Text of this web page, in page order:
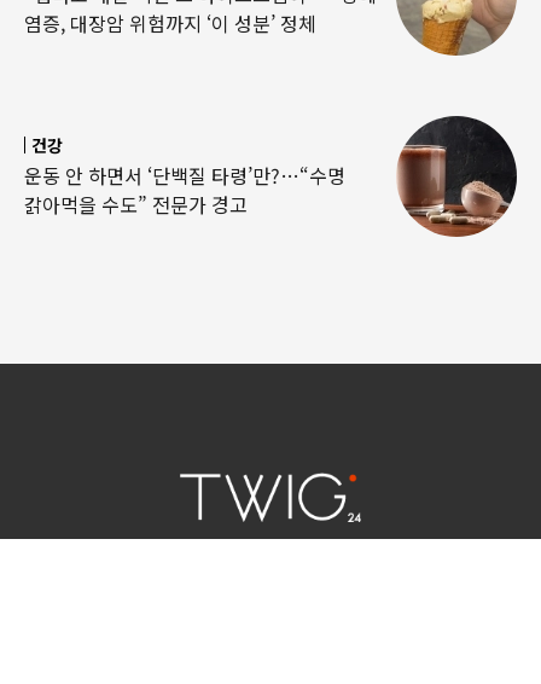
염증, 대장암 위험까지 ‘이 성분’ 정체
건강
운동 안 하면서 ‘단백질 타령’만?…“수명
갉아먹을 수도” 전문가 경고